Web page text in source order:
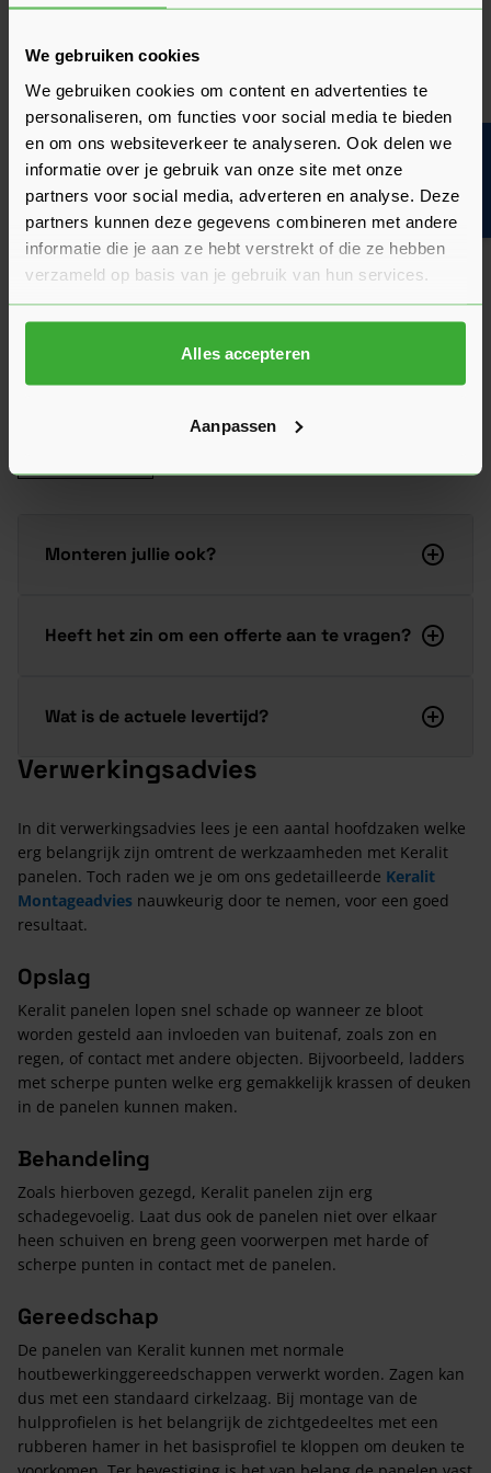
We gebruiken cookies
We gebruiken cookies om content en advertenties te
personaliseren, om functies voor social media te bieden
en om ons websiteverkeer te analyseren. Ook delen we
informatie over je gebruik van onze site met onze
partners voor social media, adverteren en analyse. Deze
partners kunnen deze gegevens combineren met andere
informatie die je aan ze hebt verstrekt of die ze hebben
verzameld op basis van je gebruik van hun services.
Alles accepteren
Aanpassen
product. Hun feedback helpt je om een goed beeld te krijgen
van de kwaliteit en het gebruiksgemak.
Heb je zelf ervaring met dit product? Laat dan vooral een
review achter, zo help je anderen met jouw mening en
dragen we samen bij aan een nog beter aanbod.
Beoordeling schrijven
Veelgestelde vragen
Hier vind je antwoorden op de meest gestelde vragen over dit
product. We hebben de belangrijkste onderwerpen alvast
voor je op een rij gezet zodat je snel verder kunt.
Kun je het antwoord op jouw vraag niet vinden? Neem dan
gerust contact op met een van onze experts we helpen je
Monteren jullie ook?
Heeft het zin om een offerte aan te vragen?
Wat is de actuele levertijd?
Verwerkingsadvies
In dit verwerkingsadvies lees je een aantal hoofdzaken welke
erg belangrijk zijn omtrent de werkzaamheden met Keralit
panelen. Toch raden we je om ons gedetailleerde Keralit
Montageadvies nauwkeurig door te nemen, voor een goed
resultaat.
Opslag
Keralit panelen lopen snel schade op wanneer ze bloot
worden gesteld aan invloeden van buitenaf, zoals zon en
regen, of contact met andere objecten. Bijvoorbeeld, ladders
met scherpe punten welke erg gemakkelijk krassen of deuken
in de panelen kunnen maken.
Behandeling
Zoals hierboven gezegd, Keralit panelen zijn erg
schadegevoelig. Laat dus ook de panelen niet over elkaar
heen schuiven en breng geen voorwerpen met harde of
scherpe punten in contact met de panelen.
Gereedschap
De panelen van Keralit kunnen met normale
houtbewerkinggereedschappen verwerkt worden. Zagen kan
dus met een standaard cirkelzaag. Bij montage van de
hulpprofielen is het belangrijk de zichtgedeeltes met een
rubberen hamer in het basisprofiel te kloppen om deuken te